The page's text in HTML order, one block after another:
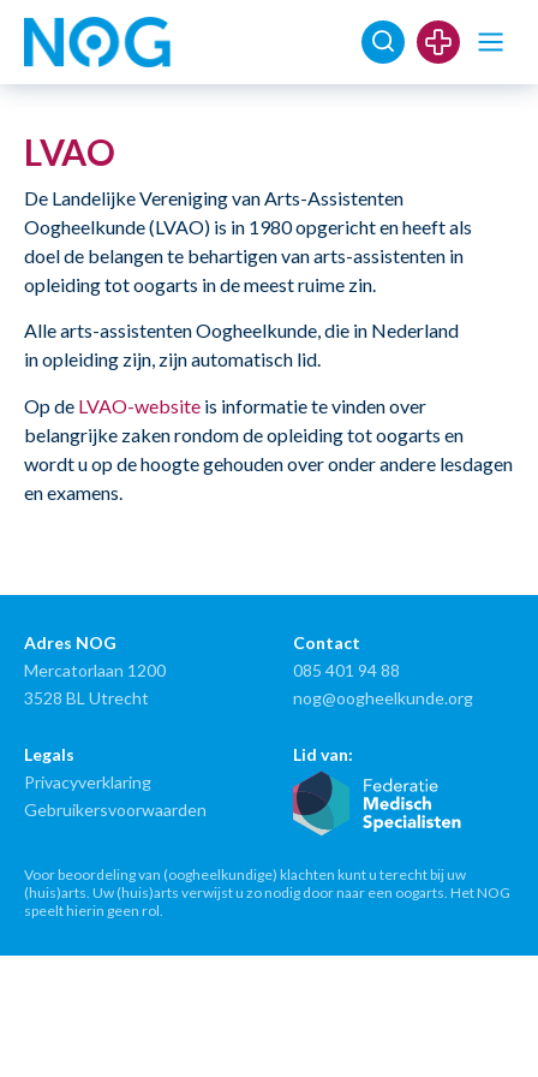
LVAO
De Landelijke Vereniging van Arts-Assistenten
Oogheelkunde (LVAO) is in 1980 opgericht en heeft als
doel de belangen te behartigen van arts-assistenten in
opleiding tot oogarts in de meest ruime zin.
Alle arts-assistenten Oogheelkunde, die in Nederland
in opleiding zijn, zijn automatisch lid.
Op de LVAO-website is informatie te vinden over
belangrijke zaken rondom de opleiding tot oogarts en
wordt u op de hoogte gehouden over onder andere lesdagen
en examens.
Adres NOG
Mercatorlaan 1200
3528 BL Utrecht
Contact
085 401 94 88
nog@oogheelkunde.org
Legals
Privacyverklaring
Gebruikersvoorwaarden
Lid van:
Voor beoordeling van (oogheelkundige) klachten kunt u terecht bij uw
(huis)arts. Uw (huis)arts verwijst u zo nodig door naar een oogarts. Het NOG
speelt hierin geen rol.